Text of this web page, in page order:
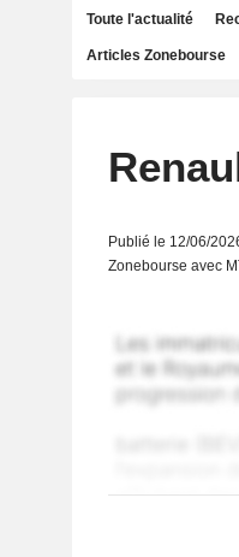
Toute l'actualité
Articles Zonebourse
Publié le 12/06/
Zonebourse avec